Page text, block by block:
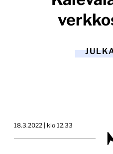
18.3.2022 | klo 12.33